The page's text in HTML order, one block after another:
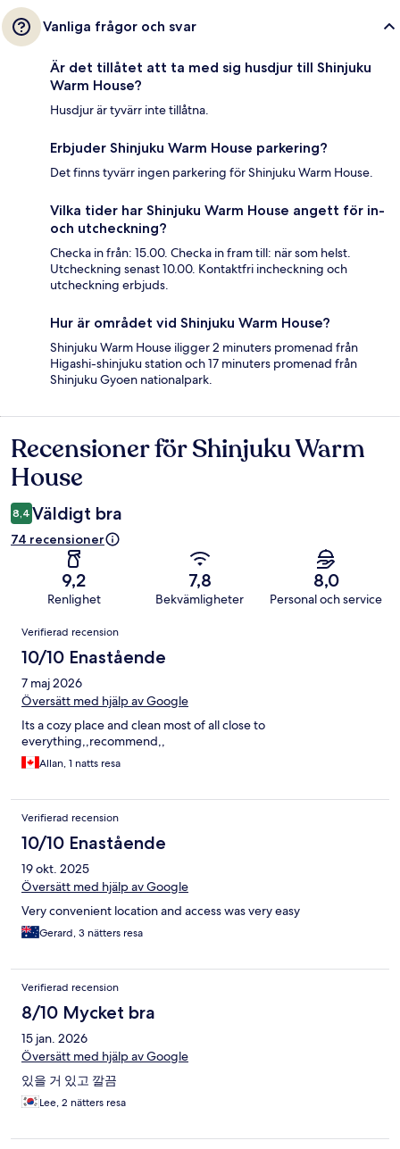
Vanliga frågor och svar
Är det tillåtet att ta med sig husdjur till Shinjuku
Warm House?
Husdjur är tyvärr inte tillåtna.
Erbjuder Shinjuku Warm House parkering?
Det finns tyvärr ingen parkering för Shinjuku Warm House.
Vilka tider har Shinjuku Warm House angett för in-
och utcheckning?
Checka in från: 15.00. Checka in fram till: när som helst.
Utcheckning senast 10.00. Kontaktfri incheckning och
utcheckning erbjuds.
Hur är området vid Shinjuku Warm House?
Shinjuku Warm House iligger 2 minuters promenad från
Higashi-shinjuku station och 17 minuters promenad från
Shinjuku Gyoen nationalpark.
Recensioner
Recensioner för Shinjuku Warm
House
8,4 Väldigt bra
74 recensioner
9,2
Renlighet
7,8
Bekvämligheter
8,0
Personal och service
Recensioner
Verifierad recension
10/10 Enastående
7 maj 2026
Översätt med hjälp av Google
Its a cozy place and clean most of all close to
everything,,recommend,,
Allan, 1 natts resa
Verifierad recension
10/10 Enastående
19 okt. 2025
Översätt med hjälp av Google
Very convenient location and access was very easy
Gerard, 3 nätters resa
Verifierad recension
8/10 Mycket bra
15 jan. 2026
Översätt med hjälp av Google
있을 거 있고 깔끔
Lee, 2 nätters resa